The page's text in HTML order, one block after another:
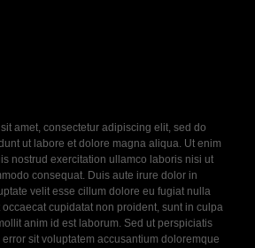
amet, consectetur adipiscing elit, sed do
ut labore et dolore magna aliqua. Ut enim
nostrud exercitation ullamco laboris nisi ut
consequat. Duis aute irure dolor in
velit esse cillum dolore eu fugiat nulla
occaecat cupidatat non proident, sunt in culpa
anim id est laborum. Sed ut perspiciatis
sit voluptatem accusantium doloremque